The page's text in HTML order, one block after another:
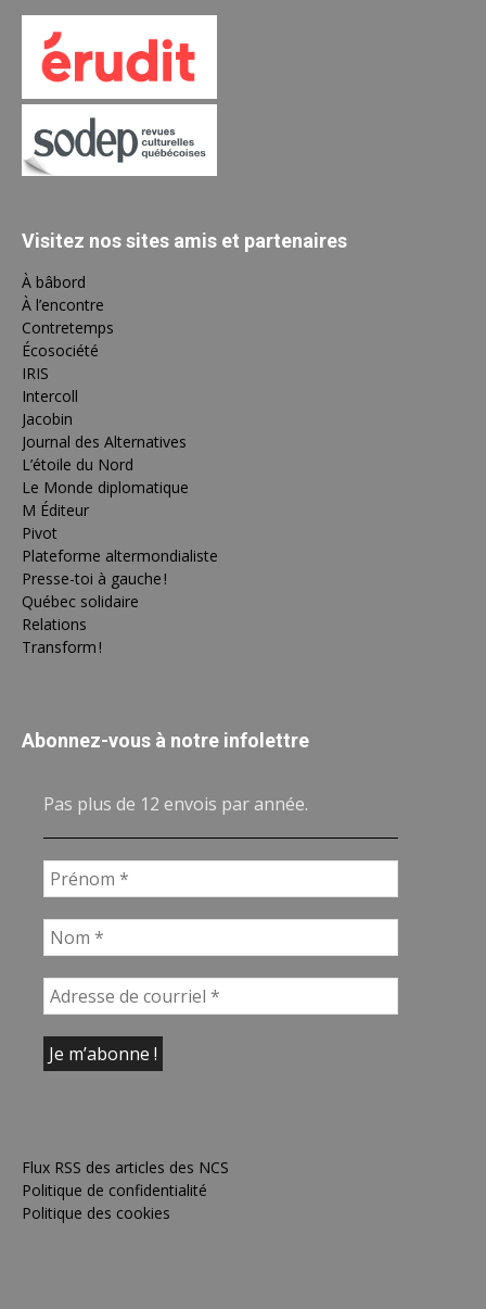
Visitez nos sites amis et partenaires
À bâbord
À l’encontre
Contretemps
Écosociété
IRIS
Intercoll
Jacobin
Journal des Alternatives
L’étoile du Nord
Le Monde diplomatique
M Éditeur
Pivot
Plateforme altermondialiste
Presse-toi à gauche !
Québec solidaire
Relations
Transform !
Abonnez-vous à notre infolettre
Pas plus de 12 envois par année.
Flux RSS des articles des NCS
Politique de confidentialité
Politique des cookies